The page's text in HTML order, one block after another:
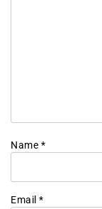
Name *
Email *